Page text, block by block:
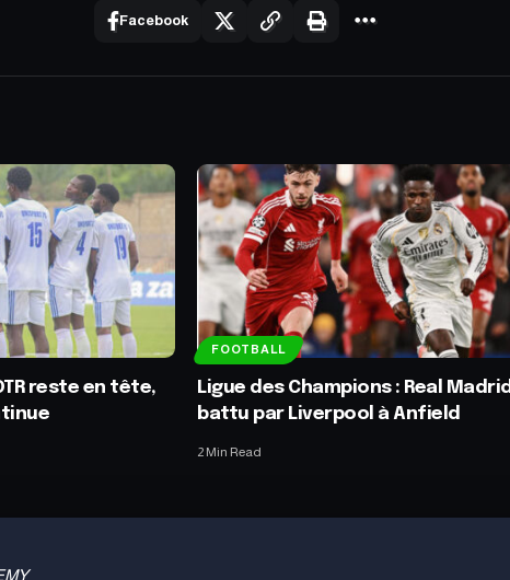
Facebook
reste en tête,
FOOTBALL
Ligue des Champions : Real Madrid
battu par Liverpool à Anfield
2 Min Read